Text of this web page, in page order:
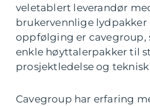
veletablert leverandør
brukervennlige lydpakker
oppfølging er cavegroup,
enkle høyttalerpakker til
prosjektledelse og
Cavegroup har erfaring